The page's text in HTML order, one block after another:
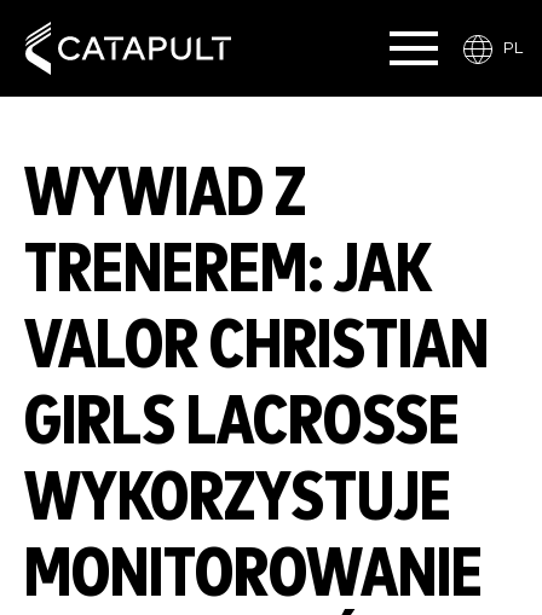
PL
WYWIAD Z
TRENEREM: JAK
VALOR CHRISTIAN
GIRLS LACROSSE
WYKORZYSTUJE
MONITOROWANIE